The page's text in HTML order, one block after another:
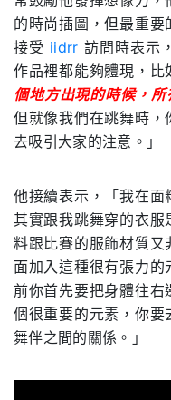
的時尚插圖，但最重
接受 iidrr 訪問時表示
作品裡都能夠體現，比
個地方出現的時候，
但就像我們在跳舞時，
去吸引大家的注意。」
他接續表示，「我在面
其實跟我跳舞穿的衣
料跟比賽的服飾材質又
面加入這種很有張力
前你首先要把身體往
個很重要的元素，你要
舞伴之間的關係。」